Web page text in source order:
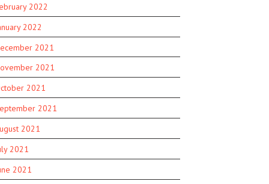
2022
2022
2021
2021
2021
2021
2021
2021
2021